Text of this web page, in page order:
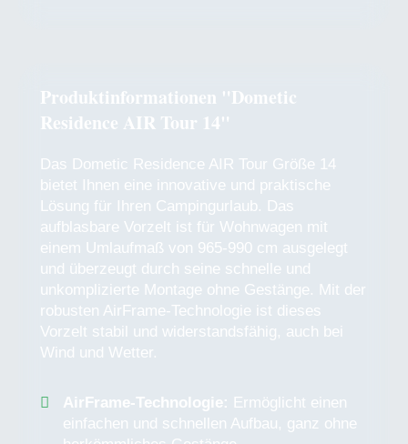
Produktinformationen "Dometic
Residence AIR Tour 14"
Das Dometic Residence AIR Tour Größe 14
bietet Ihnen eine innovative und praktische
Lösung für Ihren Campingurlaub. Das
aufblasbare Vorzelt ist für Wohnwagen mit
einem Umlaufmaß von 965-990 cm ausgelegt
und überzeugt durch seine schnelle und
unkomplizierte Montage ohne Gestänge. Mit der
robusten AirFrame-Technologie ist dieses
Vorzelt stabil und widerstandsfähig, auch bei
Wind und Wetter.
AirFrame-Technologie: Ermöglicht einen
einfachen und schnellen Aufbau, ganz ohne